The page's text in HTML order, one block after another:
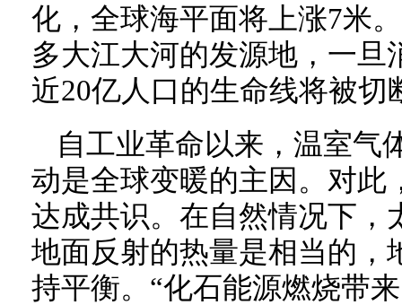
化，全球海平面将上涨7米
多大江大河的发源地，一旦
近20亿人口的生命线将被切
自工业革命以来，温室气
动是全球变暖的主因。对此
达成共识。在自然情况下，
地面反射的热量是相当的，
持平衡。“化石能源燃烧带